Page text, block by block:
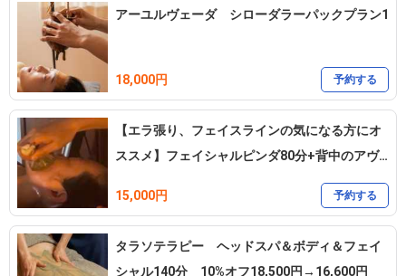
アーユルヴェーダ シローダラーパックプラン1
18,000円 予約する
【エラ張り、フェイスラインの気になる方にオ
ススメ】フェイシャルピンダ80分+背中のアヴ
15,000円
予約する
タラソテラピー ヘッドスパ＆ボディ＆フェイ
シャル140分 10%オフ18,500円→16,600円